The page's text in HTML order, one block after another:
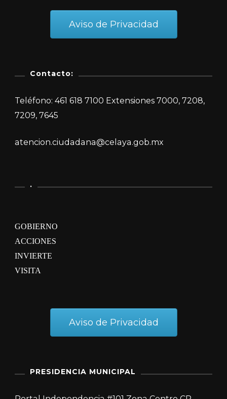
Aviso de Privacidad
Contacto:
Teléfono: 461 618 7100 Extensiones 7000, 7208,
7209, 7645
atencion.ciudadana@celaya.gob.mx
.
GOBIERNO
ACCIONES
INVIERTE
VISITA
Aviso de Privacidad
PRESIDENCIA MUNICIPAL